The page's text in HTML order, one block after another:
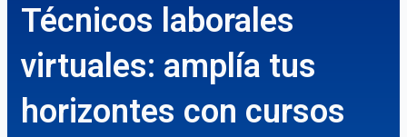
Técnicos laborales
virtuales: amplía tus
horizontes con cursos